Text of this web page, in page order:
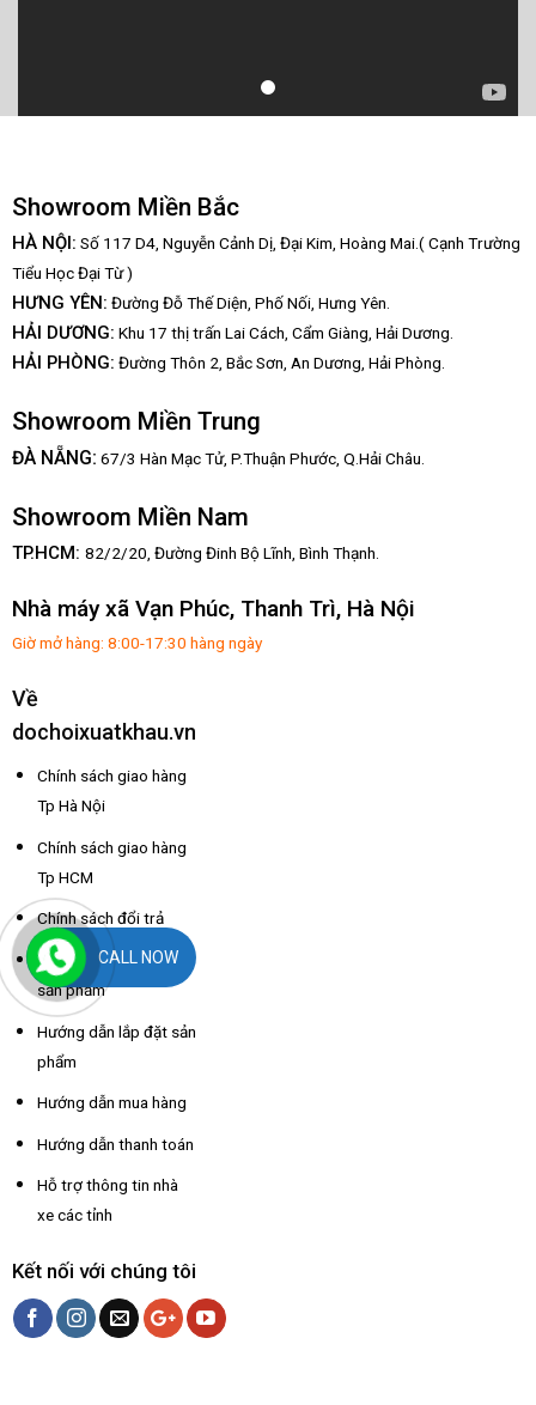
Showroom Miền Bắc
HÀ NỘI: Số 117 D4, Nguyễn Cảnh Dị, Đại Kim, Hoàng Mai.( Cạnh Trường
Tiểu Học Đại Từ )
HƯNG YÊN: Đường Đỗ Thế Diện, Phố Nối, Hưng Yên.
HẢI DƯƠNG: Khu 17 thị trấn Lai Cách, Cẩm Giàng, Hải Dương.
HẢI PHÒNG: Đường Thôn 2, Bắc Sơn, An Dương, Hải Phòng.
Showroom Miền Trung
ĐÀ NẴNG: 67/3 Hàn Mạc Tử, P.Thuận Phước, Q.Hải Châu.
Showroom Miền Nam
TP.HCM: 82/2/20, Đường Đinh Bộ Lĩnh, Bình Thạnh.
Nhà máy xã Vạn Phúc, Thanh Trì, Hà Nội
Giờ mở hàng: 8:00-17:30 hàng ngày
Về
dochoixuatkhau.vn
Chính sách giao hàng
Tp Hà Nội
Chính sách giao hàng
Tp HCM
Chính sách đổi trả
Chính sách bảo hành
sản phẩm
Hướng dẫn lắp đặt sản
phẩm
Hướng dẫn mua hàng
Hướng dẫn thanh toán
Hỗ trợ thông tin nhà
xe các tỉnh
Kết nối với chúng tôi
CALL NOW